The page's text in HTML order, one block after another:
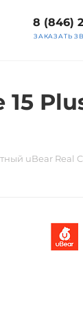
8 (846)
ЗАКАЗАТЬ
uBear Real